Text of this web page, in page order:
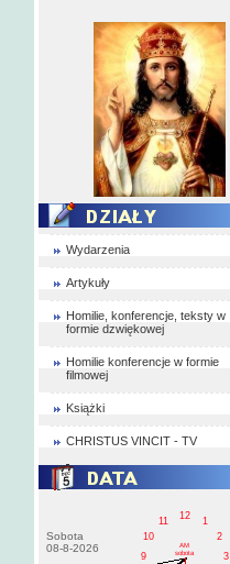
Wydarzenia
Artykuły
Homilie, konferencje, teksty w
formie dzwiękowej
Homilie konferencje w formie
filmowej
Książki
CHRISTUS VINCIT - TV
Sobota
08-8-2026
1
2
3
9
10
11
12
AM
sobota